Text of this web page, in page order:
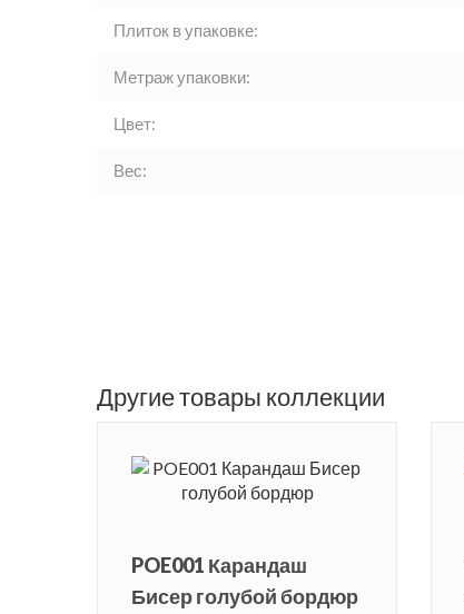
Плиток в упаковке:
Метраж упаковки:
Цвет:
Вес:
Другие товары коллекции
POE001 Карандаш
Бисер голубой бордюр